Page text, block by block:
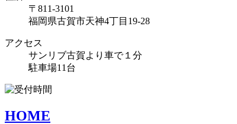
〒811-3101
福岡県古賀市天神4丁目19-28
アクセス
サンリブ古賀より車で１分
駐車場11台
HOME